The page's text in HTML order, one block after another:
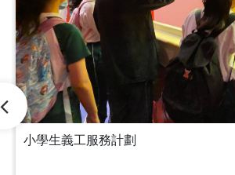
小學生義工服務計劃